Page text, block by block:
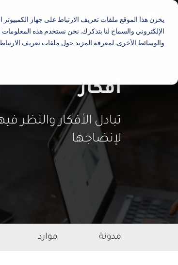
يخزن هذا الموقع ملفات تعريف الارتباط على جهاز
الإلكتروني والسماح لنا بتذكرك. نحن نستخدم هذه
والوسائط الأخرى. لمعرفة المزيد حول ملفات تعريف
أفكار
تبادل الأفكار والنظر
لإنضاجها
Secondary navigation menu
مدونة موارد